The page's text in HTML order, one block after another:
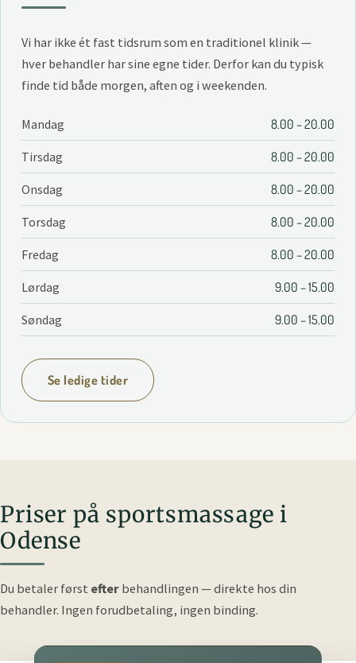
Vi har ikke ét fast tidsrum som en traditionel klinik —
hver behandler har sine egne tider. Derfor kan du typisk
finde tid både morgen, aften og i weekenden.
Mandag 8.00 – 20.00
Tirsdag 8.00 – 20.00
Onsdag 8.00 – 20.00
Torsdag 8.00 – 20.00
Fredag 8.00 – 20.00
Lørdag 9.00 – 15.00
Søndag 9.00 – 15.00
Se ledige tider
Priser på sportsmassage i
Odense
Du betaler først efter behandlingen — direkte hos din
behandler. Ingen forudbetaling, ingen binding.